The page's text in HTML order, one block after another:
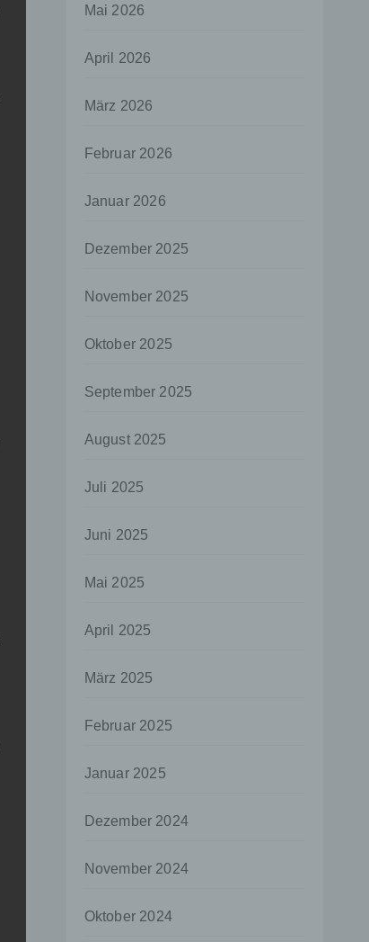
Mai 2026
April 2026
März 2026
Februar 2026
Januar 2026
Dezember 2025
November 2025
Oktober 2025
September 2025
August 2025
Juli 2025
Juni 2025
Mai 2025
April 2025
März 2025
Februar 2025
Januar 2025
Dezember 2024
November 2024
Oktober 2024